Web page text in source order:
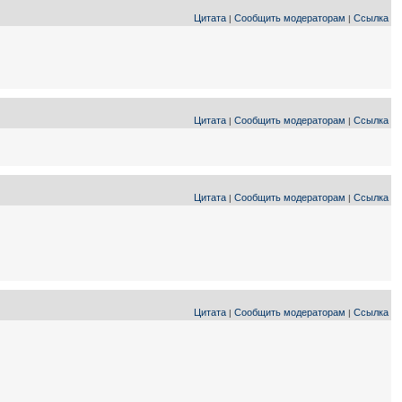
Цитата Сообщить модераторам Ссылка
Цитата Сообщить модераторам Ссылка
Цитата Сообщить модераторам Ссылка
Цитата Сообщить модераторам Ссылка